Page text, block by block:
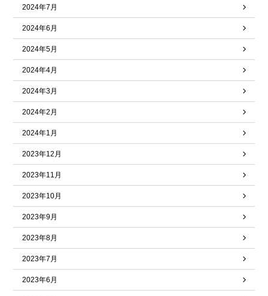
2024年7月
2024年6月
2024年5月
2024年4月
2024年3月
2024年2月
2024年1月
2023年12月
2023年11月
2023年10月
2023年9月
2023年8月
2023年7月
2023年6月